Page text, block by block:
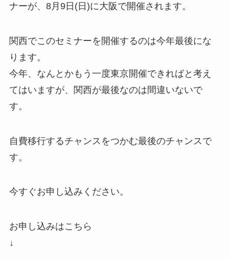
ナーが、8月9日(日)に大阪で開催されます。
関西でこのセミナーを開催するのは今年最後にな
ります。
今年、なんとかもう一度東京開催できればと考え
てはいますが、関西が最後なのは間違いないで
す。
自費移行するチャンスをつかむ最後のチャンスで
す。
今すぐお申し込みください。
お申し込みはこちら
↓